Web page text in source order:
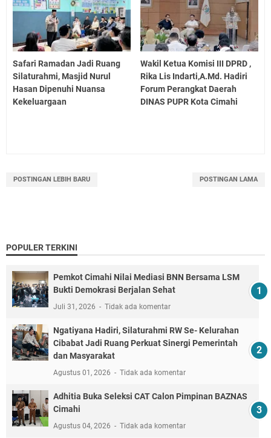
Safari Ramadan Jadi Ruang
Silaturahmi, Masjid Nurul
Hasan Dipenuhi Nuansa
Kekeluargaan
Wakil Ketua Komisi III DPRD ,
Rika Lis Indarti,A.Md. Hadiri
Forum Perangkat Daerah
DINAS PUPR Kota Cimahi
POSTINGAN LEBIH BARU POSTINGAN LAMA
POPULER TERKINI
Pemkot Cimahi Nilai Mediasi BNN Bersama LSM
Bukti Demokrasi Berjalan Sehat
Juli 31, 2026 Tidak ada komentar
Ngatiyana Hadiri, Silaturahmi RW Se- Kelurahan
Cibabat Jadi Ruang Perkuat Sinergi Pemerintah
dan Masyarakat
Agustus 01, 2026 Tidak ada komentar
Adhitia Buka Seleksi CAT Calon Pimpinan BAZNAS
Cimahi
Agustus 04, 2026 Tidak ada komentar